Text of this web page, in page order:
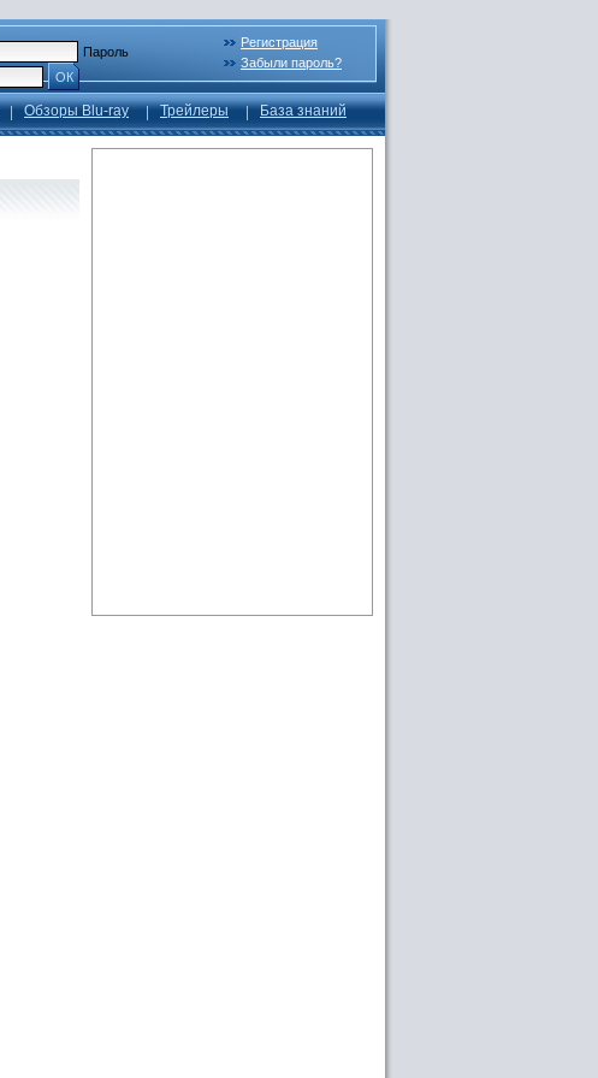
Пароль
ОК
Регистрация
Забыли пароль?
Обзоры Blu-ray Трейлеры База знаний